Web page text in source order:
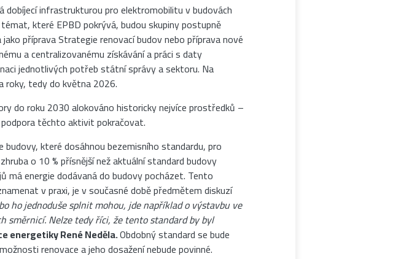
dobíjecí infrastrukturou pro elektromobilitu v budovách
které EPBD pokrývá, budou skupiny postupně
příprava Strategie renovací budov nebo příprava nové
a centralizovanému získávání a práci s daty
jednotlivých potřeb státní správy a sektoru. Na
roky, tedy do května 2026.
do roku 2030 alokováno historicky nejvíce prostředků –
těchto aktivit pokračovat.
které dosáhnou bezemisního standardu, pro
o 10 % přísnější než aktuální standard budovy
energie dodávaná do budovy pocházet. Tento
v praxi, je v současné době předmětem diskuzí
ho jednoduše splnit mohou, jde například o výstavbu ve
směrnicí. Nelze tedy říci, že tento standard by byl
energetiky René Neděla.Obdobný standard se bude
renovace a jeho dosažení nebude povinné.